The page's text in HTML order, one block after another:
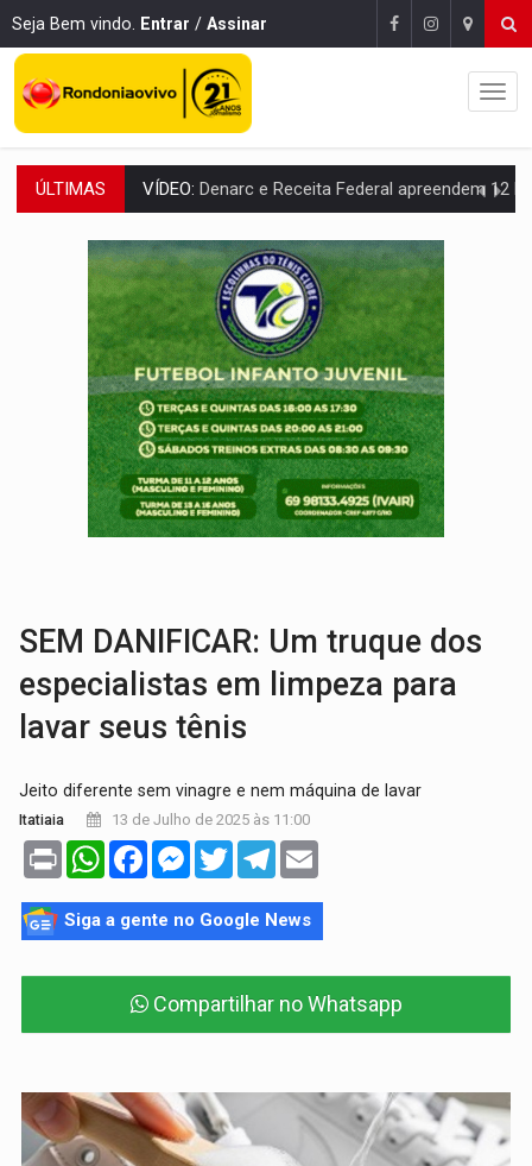
Seja Bem vindo. Entrar / Assinar
ÚLTIMAS OPERAÇÃO DA PC:Membros do CV são presos com armas e drogas após
ENTRADA GRATUITA:Espetáculo As Marias Somos Nós será
VÍDEO: Três são presos após furto de motocicleta em frente
CELEBRAÇÃO:Cerejeiras completa 43 anos de emancipação com
SAÚDE:Anvisa desmente boato sobre presença de plástico ou
VÍDEO:Pitbulls fogem de residência e atacam casal de idosos
AÇÃO CONJUNTA:Forças policiais apreendem cerca de 1kg de
PF ESTÁ APURANDO:Flávio Bolsonaro escolhe Alfredo Gaspar como vice, alvo de
SEM DANIFICAR: Um truque dos
especialistas em limpeza para
lavar seus tênis
Jeito diferente sem vinagre e nem máquina de lavar
Itatiaia 13 de Julho de 2025 às 11:00
Print WhatsAppFacebookMessenger
TwitterTelegram
Siga a gente no Google News
Compartilhar no Whatsapp